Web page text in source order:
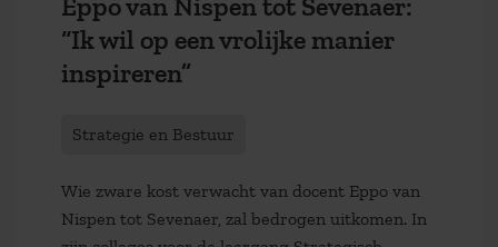
Eppo van Nispen tot Sevenaer:
“Ik wil op een vrolijke manier
inspireren”
Strategie en Bestuur
Wie zware kost verwacht van docent Eppo van
Nispen tot Sevenaer, zal bedrogen uitkomen. In